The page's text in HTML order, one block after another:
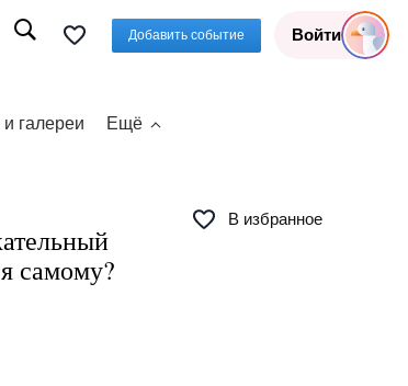
Добавить событие Войти
галереи Ещё
В избранное
самому?